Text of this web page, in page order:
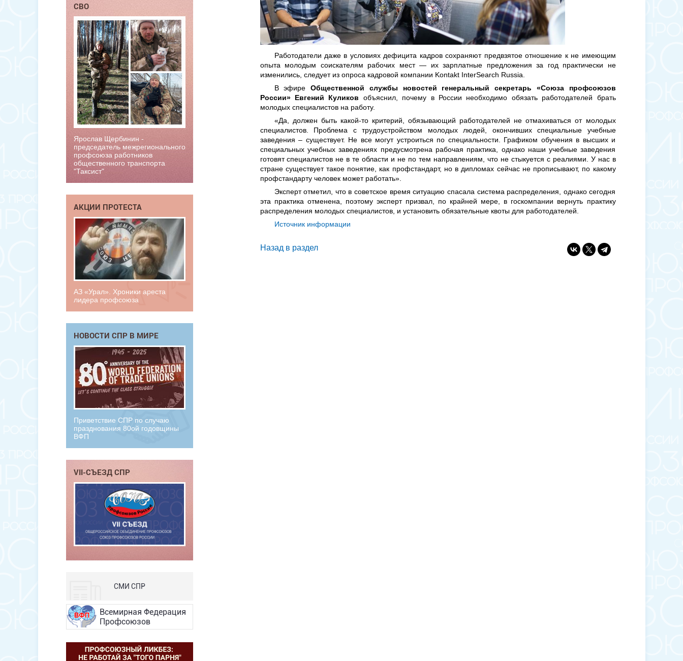
СВО
Ярослав Щербинин -
председатель межрегионального
профсоюза работников
общественного транспорта
"Таксист"
АКЦИИ ПРОТЕСТА
АЗ «Урал». Хроники ареста
лидера профсоюза
НОВОСТИ СПР В МИРЕ
Приветствие СПР по случаю
празднования 80ой годовщины
ВФП
VII-СЪЕЗД СПР
СМИ СПР
Всемирная Федерация
Профсоюзов
Работодатели даже в условиях дефицита кадров сохраняют предвзятое отношение к не имеющим
опыта молодым соискателям рабочих мест — их зарплатные предложения за год практически не
изменились, следует из опроса кадровой компании Kontakt InterSearch Russia.
В эфире Общественной службы новостей генеральный секретарь «Союза профсоюзов
России» Евгений Куликов объяснил, почему в России необходимо обязать работодателей брать
молодых специалистов на работу.
«Да, должен быть какой-то критерий, обязывающий работодателей не отмахиваться от молодых
специалистов. Проблема с трудоустройством молодых людей, окончивших специальные учебные
заведения – существует. Не все могут устроиться по специальности. Графиком обучения в высших и
специальных учебных заведениях предусмотрена рабочая практика, однако наши учебные заведения
готовят специалистов не в те области и не по тем направлениям, что не стыкуется с реалиями. У нас в
стране существует такое понятие, как профстандарт, но в дипломах сейчас не прописывают, по какому
профстандарту человек может работать».
Эксперт отметил, что в советское время ситуацию спасала система распределения, однако сегодня
эта практика отменена, поэтому эксперт призвал, по крайней мере, в госкомпании вернуть практику
распределения молодых специалистов, и установить обязательные квоты для работодателей.
Источник информации
Назад в раздел